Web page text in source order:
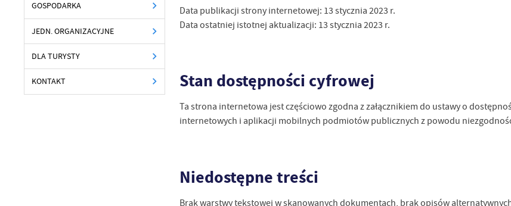
GOSPODARKA
JEDN. ORGANIZACYJNE
DLA TURYSTY
KONTAKT
Data publikacji strony internetowej: 13 stycznia 2023 r.
Data ostatniej istotnej aktualizacji: 13 stycznia 2023 r.
Stan dostępności cyfrowej
Ta strona internetowa jest częściowo zgodna z załącznikiem do ustawy o
internetowych i aplikacji mobilnych podmiotów publicznych z powodu
Niedostępne treści
Brak warstwy tekstowej w skanowanych dokumentach, brak opisów